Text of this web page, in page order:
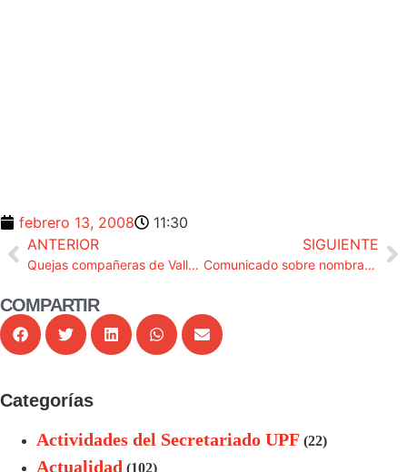
febrero 13, 2008
11:30
ANTERIOR
Quejas compañeras de Valladolid
SIGUIENTE
Comunicado sobre nombramientos
COMPARTIR
Categorías
Actividades del Secretariado UPF (22)
Actualidad (102)